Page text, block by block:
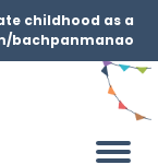
childhood as a
bachpanmanao